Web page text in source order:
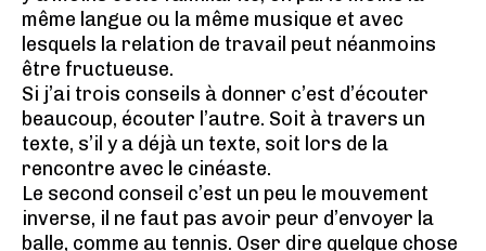
même langue ou la même musique et avec
lesquels la relation de travail peut néanmoins
être fructueuse.
Si j’ai trois conseils à donner c’est d’écouter
beaucoup, écouter l’autre. Soit à travers un
texte, s’il y a déjà un texte, soit lors de la
rencontre avec le cinéaste.
Le second conseil c’est un peu le mouvement
inverse, il ne faut pas avoir peur d’envoyer la
balle, comme au tennis. Oser dire quelque chose